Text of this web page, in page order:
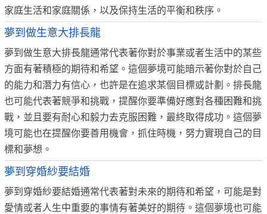
家庭生活和家庭關係，以及保持生活的平衡和秩序。
夢到做生意大排長龍
夢到做生意大排長龍通常代表著你對於事業或者生活中的某些
方面有著積極的期待和希望。這個夢境可能暗示著你對於自己
的能力和潛力有信心，也許是在追求某個目標或計劃。排長龍
也可能代表著競爭和挑戰，提醒你要準備好應對各種困難和挑
戰，並且要有耐心和毅力去克服困難，最終取得成功。這個夢
境可能也在提醒你要善用機會，抓住時機，努力實現自己的目
標和夢想。
夢到穿婚紗要結婚
夢到穿婚紗要結婚通常代表著對未來的期待和希望，可能是對
愛情或者人生中重要的事情有著美好的期待。這個夢境也可能